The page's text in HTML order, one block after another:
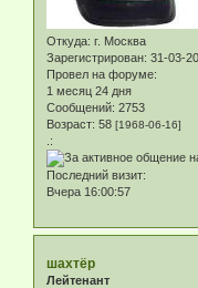
Откуда: г. Москва
Зарегистрирован: 31-03-
Провел на форуме:
1 месяц 24 дня
Сообщений: 2753
Возраст: 58 [1968-06-16]
.:
Последний визит:
Вчера 16:00:57
шахтёр
Лейтенант